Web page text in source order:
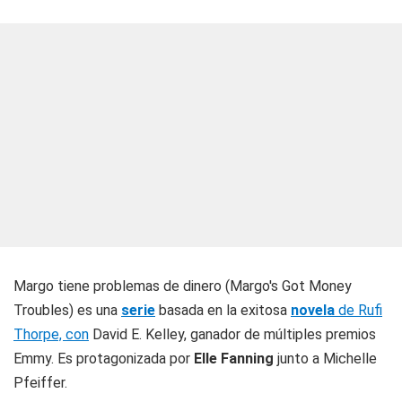
Margo tiene problemas de dinero (Margo's Got Money
Troubles) es una serie basada en la exitosa novela de Rufi
Thorpe, con David E. Kelley, ganador de múltiples premios
Emmy. Es protagonizada por Elle Fanning junto a Michelle
Pfeiffer.